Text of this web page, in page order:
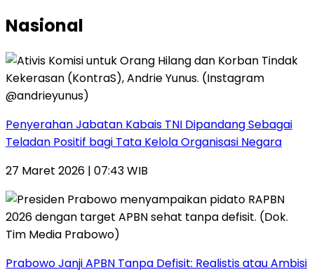
Nasional
Penyerahan Jabatan Kabais TNI Dipandang Sebagai
Teladan Positif bagi Tata Kelola Organisasi Negara
27 Maret 2026 | 07:43 WIB
Prabowo Janji APBN Tanpa Defisit: Realistis atau Ambisi